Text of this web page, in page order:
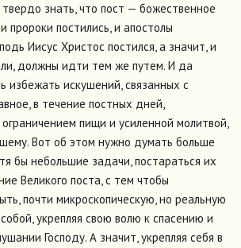
знать, что пост — божественное
пророки постились, и апостолы
Иисус Христос постился, а значит, и
должны идти тем же путем. И да
избежать искушений, связанных с
в течение постных дней,
пищи и усиленной молитвой,
Вот об этом нужно думать больше
бы небольшие задачи, постараться их
Великого поста, с тем чтобы
почти микроскопическую, но реальную
укрепляя свою волю к спасению и
Господу. А значит, укрепляя себя в